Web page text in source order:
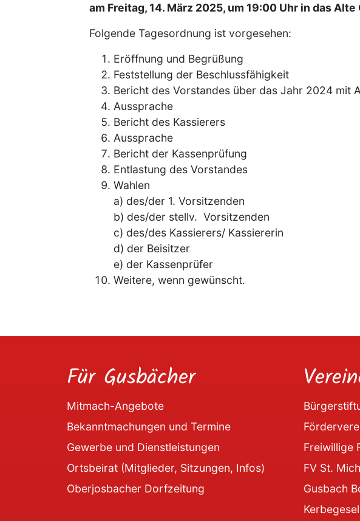
am Freitag, 14. März 2025, um 19:00 Uhr in das
Folgende Tagesordnung ist vorgesehen:
Eröffnung und Begrüßung
Feststellung der Beschlussfähigkeit
Bericht des Vorstandes über das Jahr 2024 mit
Aussprache
Bericht des Kassierers
Aussprache
Bericht der Kassenprüfung
Entlastung des Vorstandes
Wahlen
a) des/der 1. Vorsitzenden
b) des/der stellv. Vorsitzenden
c) des/des Kassierers/ Kassiererin
d) der Beisitzer
e) der Kassenprüfer
Weitere, wenn gewünscht.
Für Gusbächer
Mitmach-Angebote
Bekanntmachungen und Termine
Gewerbe und Dienstleistungen
Ortsbeirat (Mitglieder, Sitzungen, Infos)
Oberjosbacher Dorfzeitung
Freiwillige
FV St.
Gusbach